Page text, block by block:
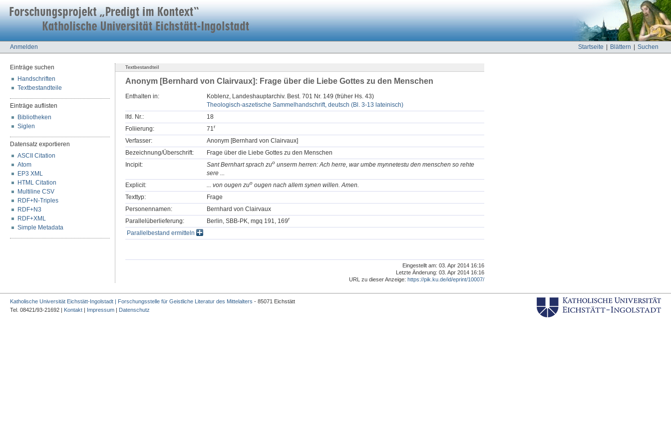
Startseite Blättern Suchen
Anmelden
Einträge suchen
Handschriften
Textbestandteile
Einträge auflisten
Bibliotheken
Siglen
Datensatz exportieren
ASCII Citation
Atom
EP3 XML
HTML Citation
Multiline CSV
RDF+N-Triples
RDF+N3
RDF+XML
Simple Metadata
Textbestandteil
Anonym [Bernhard von Clairvaux]: Frage über die Liebe Gottes zu den Menschen
Enthalten in:
Koblenz, Landeshauptarchiv. Best. 701 Nr. 149 (früher Hs. 43)
Theologisch-aszetische Sammelhandschrift, deutsch (Bl. 3-13 lateinisch)
lfd. Nr.:
18
Foliierung:
71r
Verfasser:
Anonym [Bernhard von Clairvaux]
Bezeichnung/Überschrift:
Frage über die Liebe Gottes zu den Menschen
Incipit:
Sant Bernhart sprach zuo unserm herren: Ach herre, war umbe mynnetestu den menschen so rehte
sere ...
Explicit:
... von ougen zuo ougen nach allem synen willen. Amen.
Texttyp:
Frage
Personennamen:
Bernhard von Clairvaux
Parallelüberlieferung:
Berlin, SBB-PK, mgq 191, 169r
Parallelbestand ermitteln
Eingestellt am: 03. Apr 2014 16:16
Letzte Änderung: 03. Apr 2014 16:16
URL zu dieser Anzeige: https://pik.ku.de/id/eprint/10007/
Katholische Universität Eichstätt-Ingolstadt | Forschungsstelle für Geistliche Literatur des Mittelalters - 85071 Eichstätt
Tel. 08421/93-21692 | Kontakt | Impressum | Datenschutz